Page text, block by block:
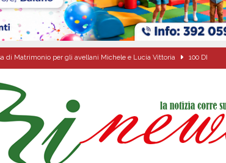
di Matrimonio per gli avellani Michele e Lucia Vittoria 100 DI
e una donna: aperta un’indagine
elettrica – i Carabinieri denunciano un 65enne EVIDENZA
specchio e il porto” D’Amelio: “Gettiamo un seme d’impegno futuro